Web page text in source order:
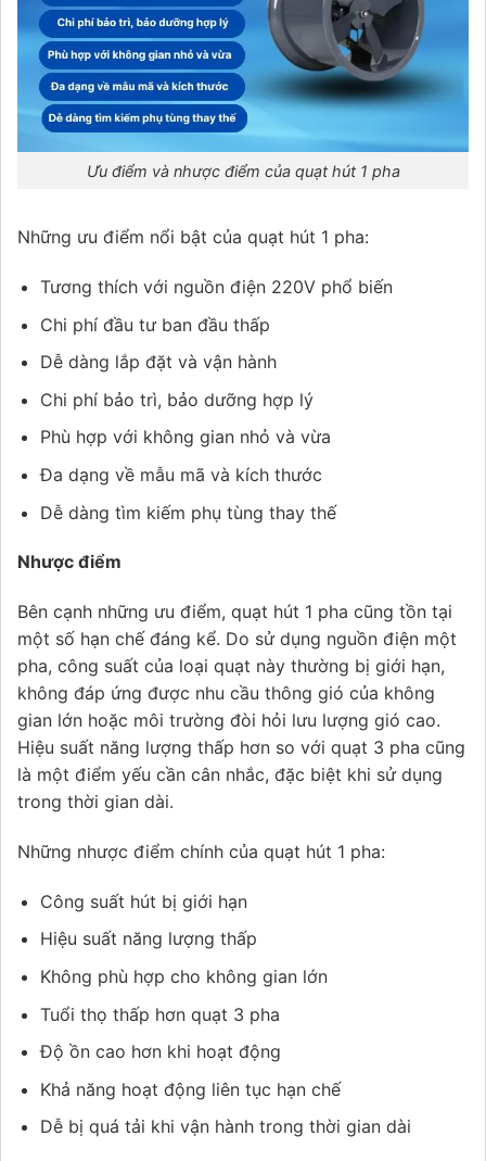
Ưu điểm và nhược điểm của quạt hút 1 pha
Những ưu điểm nổi bật của quạt hút 1 pha:
Tương thích với nguồn điện 220V phổ biến
Chi phí đầu tư ban đầu thấp
Dễ dàng lắp đặt và vận hành
Chi phí bảo trì, bảo dưỡng hợp lý
Phù hợp với không gian nhỏ và vừa
Đa dạng về mẫu mã và kích thước
Dễ dàng tìm kiếm phụ tùng thay thế
Nhược điểm
Bên cạnh những ưu điểm, quạt hút 1 pha cũng tồn tại
một số hạn chế đáng kể. Do sử dụng nguồn điện một
pha, công suất của loại quạt này thường bị giới hạn,
không đáp ứng được nhu cầu thông gió của không
gian lớn hoặc môi trường đòi hỏi lưu lượng gió cao.
Hiệu suất năng lượng thấp hơn so với quạt 3 pha cũng
là một điểm yếu cần cân nhắc, đặc biệt khi sử dụng
trong thời gian dài.
Những nhược điểm chính của quạt hút 1 pha:
Công suất hút bị giới hạn
Hiệu suất năng lượng thấp
Không phù hợp cho không gian lớn
Tuổi thọ thấp hơn quạt 3 pha
Độ ồn cao hơn khi hoạt động
Khả năng hoạt động liên tục hạn chế
Dễ bị quá tải khi vận hành trong thời gian dài